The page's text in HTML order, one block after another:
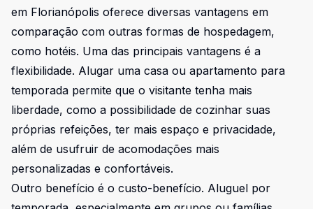
em Florianópolis oferece diversas vantagens em
comparação com outras formas de hospedagem,
como hotéis. Uma das principais vantagens é a
flexibilidade. Alugar uma casa ou apartamento para
temporada permite que o visitante tenha mais
liberdade, como a possibilidade de cozinhar suas
próprias refeições, ter mais espaço e privacidade,
além de usufruir de acomodações mais
personalizadas e confortáveis.
Outro benefício é o custo-benefício. Aluguel por